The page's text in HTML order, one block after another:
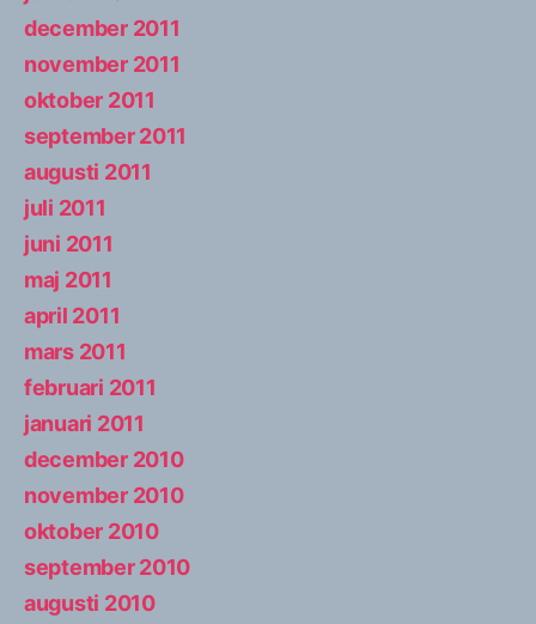
december 2011
november 2011
oktober 2011
september 2011
augusti 2011
juli 2011
juni 2011
maj 2011
april 2011
mars 2011
februari 2011
januari 2011
december 2010
november 2010
oktober 2010
september 2010
augusti 2010